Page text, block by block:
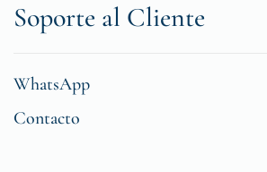
Soporte al Cliente
WhatsApp
Contacto